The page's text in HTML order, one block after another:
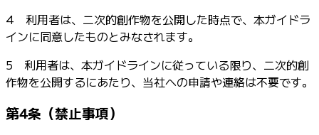
4 利用者は、二次的創作物を公開した時点で、本ガイドラ
インに同意したものとみなされます。
5 利用者は、本ガイドラインに従っている限り、二次的創
作物を公開するにあたり、当社への申請や連絡は不要です。
第4条（禁止事項）